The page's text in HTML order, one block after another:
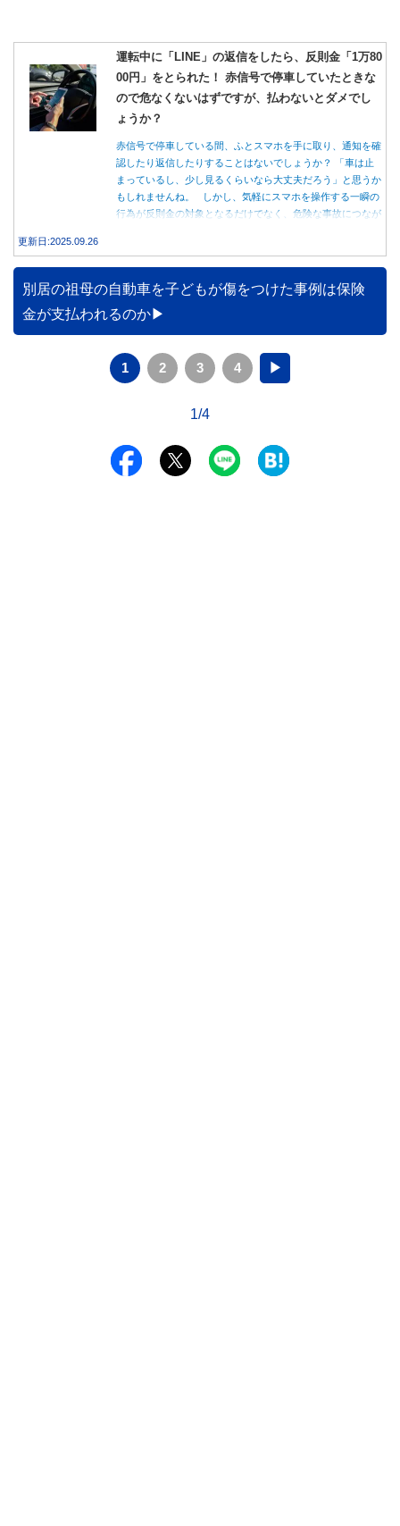
運転中に「LINE」の返信をしたら、反則金「1万80
00円」をとられた！ 赤信号で停車していたときな
ので危なくないはずですが、払わないとダメでし
ょうか？
赤信号で停車している間、ふとスマホを手に取り、通知を確
認したり返信したりすることはないでしょうか？ 「車は止
まっているし、少し見るくらいなら大丈夫だろう」と思うか
もしれませんね。 しかし、気軽にスマホを操作する一瞬の
行為が反則金の対象となるだけでなく、危険な事故につなが
更新日:2025.09.26
別居の祖母の自動車を子どもが傷をつけた事例は保険
金が支払われるのか
1 2 3 4 ▶
1/4